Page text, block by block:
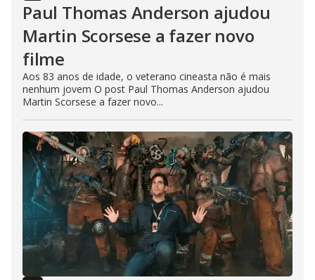
Paul Thomas Anderson ajudou
Martin Scorsese a fazer novo
filme
Aos 83 anos de idade, o veterano cineasta não é mais
nenhum jovem O post Paul Thomas Anderson ajudou
Martin Scorsese a fazer novo...